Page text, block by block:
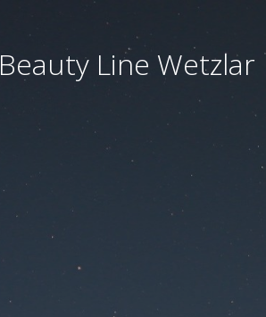
Beauty Line Wetzlar